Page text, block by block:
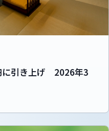
に引き上げ 2026年3